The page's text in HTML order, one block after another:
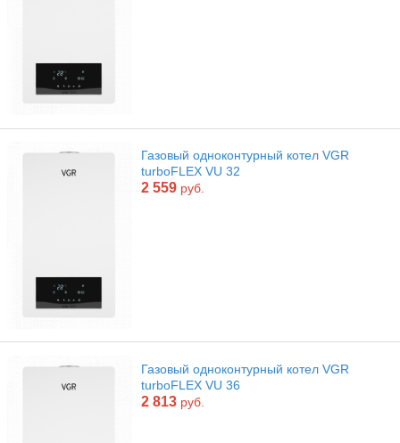
Газовый одноконтурный котел VGR
turboFLEX VU 32
2 559 руб.
Газовый одноконтурный котел VGR
turboFLEX VU 36
2 813 руб.